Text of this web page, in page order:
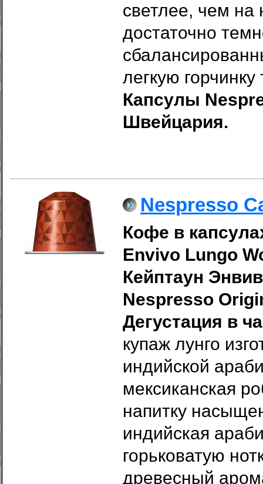
светлее, чем на
достаточно
легкую
Капсулы
Швейцария.
Nespresso
Кофе в
Envivo Lungo​
Кейптаун
Nespresso
Дегустация в
купаж лунго
индийской
мексиканская
напитку
индийская
горьковатую
древесный